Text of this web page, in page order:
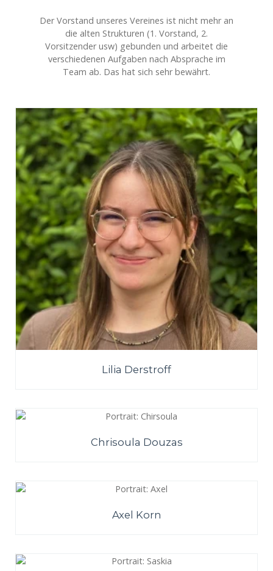
Der Vorstand unseres Vereines ist nicht mehr an
die alten Strukturen (1. Vorstand, 2.
Vorsitzender usw) gebunden und arbeitet die
verschiedenen Aufgaben nach Absprache im
Team ab. Das hat sich sehr bewährt.
Lilia Derstroff
Chrisoula Douzas
Axel Korn